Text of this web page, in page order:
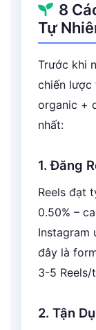
8
Tự
Trước khi
chiến lược
organic +
nhất:
1. Đăng
Reels đạt
0.50% –
Instagram
đây là
3-5 Reels/
2. Tận